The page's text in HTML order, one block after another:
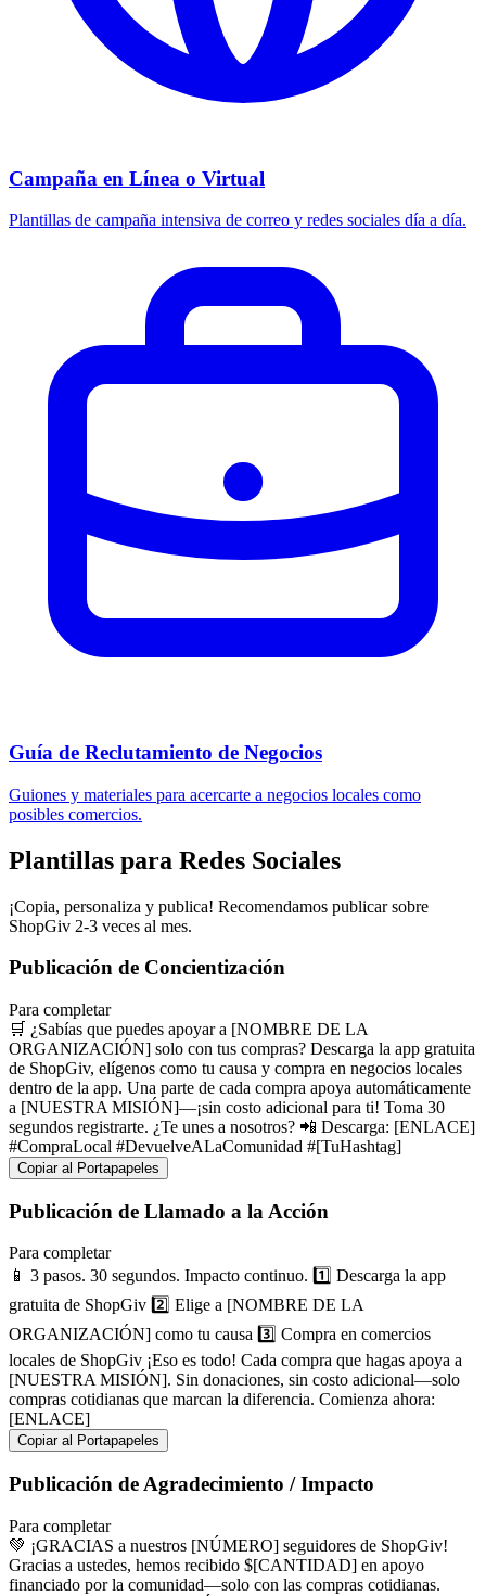
Campaña en Línea o Virtual
Plantillas de campaña intensiva de correo y redes sociales día a día.
Guía de Reclutamiento de Negocios
Guiones y materiales para acercarte a negocios locales como
posibles comercios.
Plantillas para Redes Sociales
¡Copia, personaliza y publica! Recomendamos publicar sobre
ShopGiv 2-3 veces al mes.
Publicación de Concientización
Para completar
🛒 ¿Sabías que puedes apoyar a [NOMBRE DE LA
ORGANIZACIÓN] solo con tus compras? Descarga la app gratuita
de ShopGiv, elígenos como tu causa y compra en negocios locales
dentro de la app. Una parte de cada compra apoya automáticamente
a [NUESTRA MISIÓN]—¡sin costo adicional para ti! Toma 30
segundos registrarte. ¿Te unes a nosotros? 📲 Descarga: [ENLACE]
#CompraLocal #DevuelveALaComunidad #[TuHashtag]
Copiar al Portapapeles
Publicación de Llamado a la Acción
Para completar
📱 3 pasos. 30 segundos. Impacto continuo. 1️⃣ Descarga la app
gratuita de ShopGiv 2️⃣ Elige a [NOMBRE DE LA
ORGANIZACIÓN] como tu causa 3️⃣ Compra en comercios
locales de ShopGiv ¡Eso es todo! Cada compra que hagas apoya a
[NUESTRA MISIÓN]. Sin donaciones, sin costo adicional—solo
compras cotidianas que marcan la diferencia. Comienza ahora:
[ENLACE]
Copiar al Portapapeles
Publicación de Agradecimiento / Impacto
Para completar
💚 ¡GRACIAS a nuestros [NÚMERO] seguidores de ShopGiv!
Gracias a ustedes, hemos recibido $[CANTIDAD] en apoyo
financiado por la comunidad—solo con las compras cotidianas.